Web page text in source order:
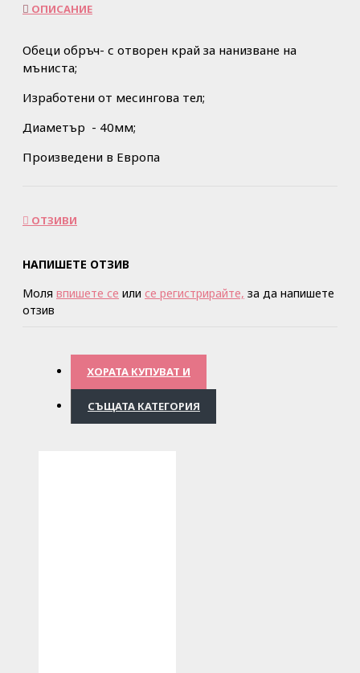
ОПИСАНИЕ
Обеци обръч- с отворен край за нанизване на
мъниста;
Изработени от месингова тел;
Диаметър - 40мм;
Произведени в Европа
ОТЗИВИ
НАПИШЕТЕ ОТЗИВ
Моля впишете се или се регистрирайте, за да напишете
отзив
ХОРАТА КУПУВАТ И
СЪЩАТА КАТЕГОРИЯ